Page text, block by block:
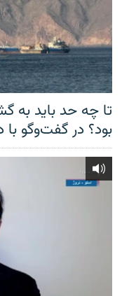
تا چه حد باید به
بود؟ در گفت‌وگو با